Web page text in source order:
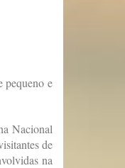
pequeno e
Nacional
de
na